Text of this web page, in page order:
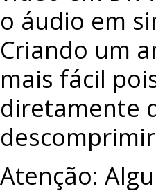
o áudio em
Criando um
mais fácil
diretamente
Atenção: